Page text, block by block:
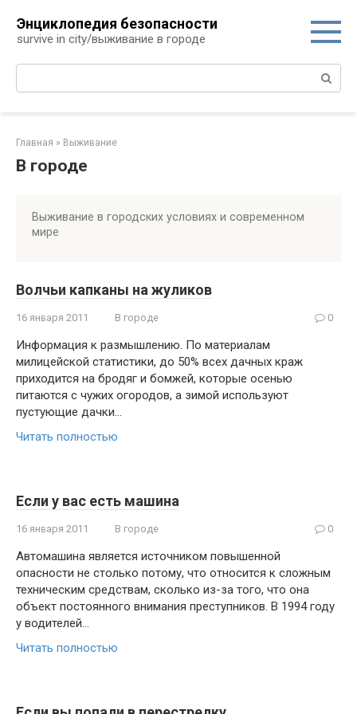
контенту
Энциклопедия безопасности
survive in city/выживание в городе
Поиск:
Главная » Выживание
В городе
Выживание в городских условиях и современном
мире
Волчьи капканы на жуликов
16 января 2011 В городе 0
Информация к размышлению. По материалам
милицейской статистики, до 50% всех дачных краж
приходится на бродяг и бомжей, которые осенью
питаются с чужих огородов, а зимой используют
пустующие дачки…
Читать полностью
Если у вас есть машина
16 января 2011 В городе 0
Автомашина является источником повышенной
опасности не столько потому, что относится к сложным
техническим средствам, сколько из-за того, что она
объект постоянного внимания преступников. В 1994 году
у водителей…
Читать полностью